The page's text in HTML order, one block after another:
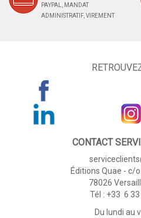
PAYPAL, MANDAT
ADMINISTRATIF, VIREMENT
CONTACT
Éditions Quae - c/o
78026
Tél : +33 6
Du lundi au